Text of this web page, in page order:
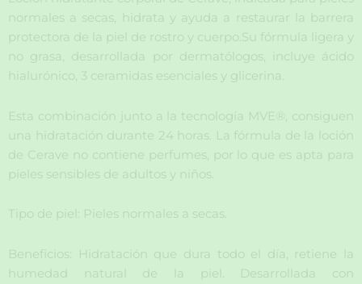
normales a secas, hidrata y ayuda a restaurar la barrera
protectora de la piel de rostro y cuerpo.Su fórmula ligera y
no grasa, desarrollada por dermatólogos, incluye ácido
hialurónico, 3 ceramidas esenciales y glicerina.
Esta combinación junto a la tecnología MVE®, consiguen
una hidratación durante 24 horas. La fórmula de la loción
de Cerave no contiene perfumes, por lo que es apta para
pieles sensibles de adultos y niños.
Tipo de piel: Pieles normales a secas.
Beneficios: Hidratación que dura todo el día, retiene la
humedad natural de la piel. Desarrollada con